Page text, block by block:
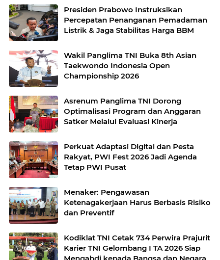
Presiden Prabowo Instruksikan
Percepatan Penanganan Pemadaman
Listrik & Jaga Stabilitas Harga BBM
Wakil Panglima TNI Buka 8th Asian
Taekwondo Indonesia Open
Championship 2026
Asrenum Panglima TNI Dorong
Optimalisasi Program dan Anggaran
Satker Melalui Evaluasi Kinerja
Perkuat Adaptasi Digital dan Pesta
Rakyat, PWI Fest 2026 Jadi Agenda
Tetap PWI Pusat
Menaker: Pengawasan
Ketenagakerjaan Harus Berbasis Risiko
dan Preventif
Kodiklat TNI Cetak 734 Perwira Prajurit
Karier TNI Gelombang I TA 2026 Siap